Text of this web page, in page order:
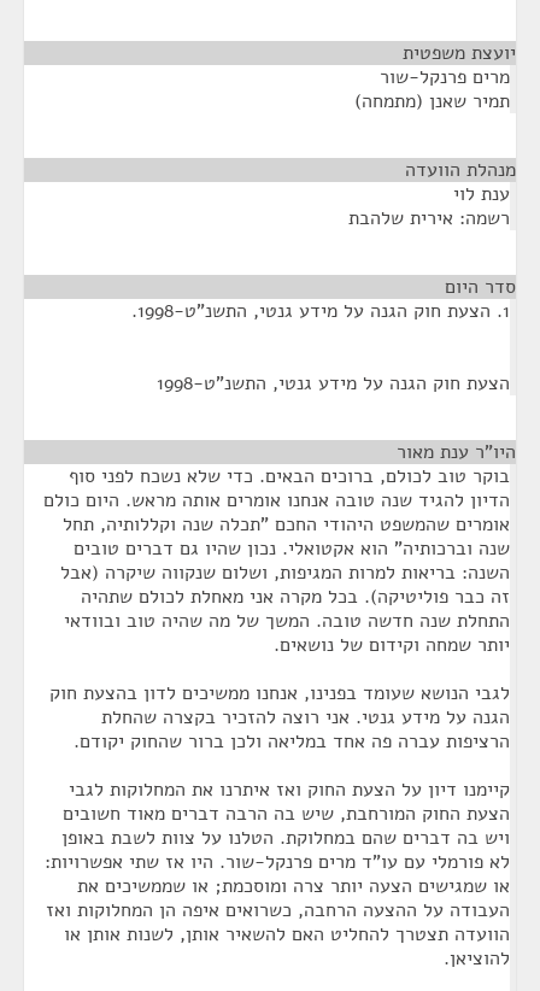
יועצת משפטית
מרים פרנקל-שור
תמיר שאנן (מתמחה)
מנהלת הוועדה
ענת לוי
רשמה: אירית שלהבת
סדר היום
1. הצעת חוק הגנה על מידע גנטי, התשנ"ט-1998.
הצעת חוק הגנה על מידע גנטי, התשנ"ט-1998
היו"ר ענת מאור
בוקר טוב לכולם, ברוכים הבאים. כדי שלא נשכח לפני סוף
הדיון להגיד שנה טובה אנחנו אומרים אותה מראש. היום כולם
אומרים שהמשפט היהודי החכם "תכלה שנה וקללותיה, תחל
שנה וברכותיה" הוא אקטואלי. נכון שהיו גם דברים טובים
השנה: בריאות למרות המגיפות, ושלום שנקווה שיקרה (אבל
זה כבר פוליטיקה). בכל מקרה אני מאחלת לכולם שתהיה
התחלת שנה חדשה טובה. המשך של מה שהיה טוב ובוודאי
יותר שמחה וקידום של נושאים.
לגבי הנושא שעומד בפנינו, אנחנו ממשיכים לדון בהצעת חוק
הגנה על מידע גנטי. אני רוצה להזכיר בקצרה שהחלת
הרציפות עברה פה אחד במליאה ולכן ברור שהחוק יקודם.
קיימנו דיון על הצעת החוק ואז איתרנו את המחלוקות לגבי
הצעת החוק המורחבת, שיש בה הרבה דברים מאוד חשובים
ויש בה דברים שהם במחלוקת. הטלנו על צוות לשבת באופן
לא פורמלי עם עו"ד מרים פרנקל-שור. היו אז שתי אפשרויות:
או שמגישים הצעה יותר צרה ומוסכמת; או שממשיכים את
העבודה על ההצעה הרחבה, כשרואים איפה הן המחלוקות ואז
הוועדה תצטרך להחליט האם להשאיר אותן, לשנות אותן או
להוציאן.